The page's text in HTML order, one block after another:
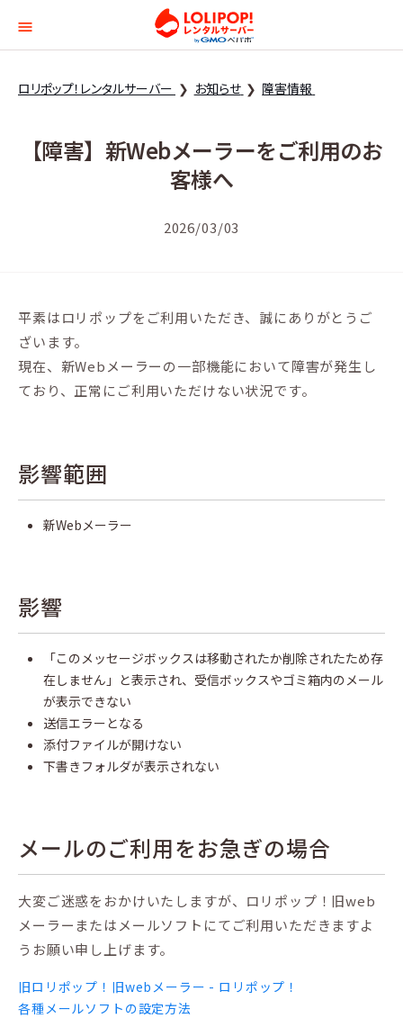
ロリポップ！レンタル
ロリポップ！レンタルサーバー お知らせ 障害情報
【障害】新Webメーラーをご利用のお
客様へ
2026/03/03
平素はロリポップをご利用いただき、誠にありがとうご
ざいます。
現在、新Webメーラーの一部機能において障害が発生し
ており、正常にご利用いただけない状況です。
影響範囲
新Webメーラー
影響
「このメッセージボックスは移動されたか削除されたため存
在しません」と表示され、受信ボックスやゴミ箱内のメール
が表示できない
送信エラーとなる
添付ファイルが開けない
下書きフォルダが表示されない
メールのご利用をお急ぎの場合
大変ご迷惑をおかけいたしますが、ロリポップ！旧web
メーラーまたはメールソフトにてご利用いただきますよ
うお願い申し上げます。
旧ロリポップ！旧webメーラー - ロリポップ！
各種メールソフトの設定方法